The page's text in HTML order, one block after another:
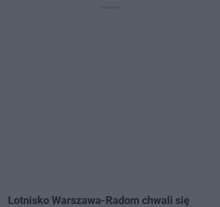
Lotnisko Warszawa-Radom chwali się